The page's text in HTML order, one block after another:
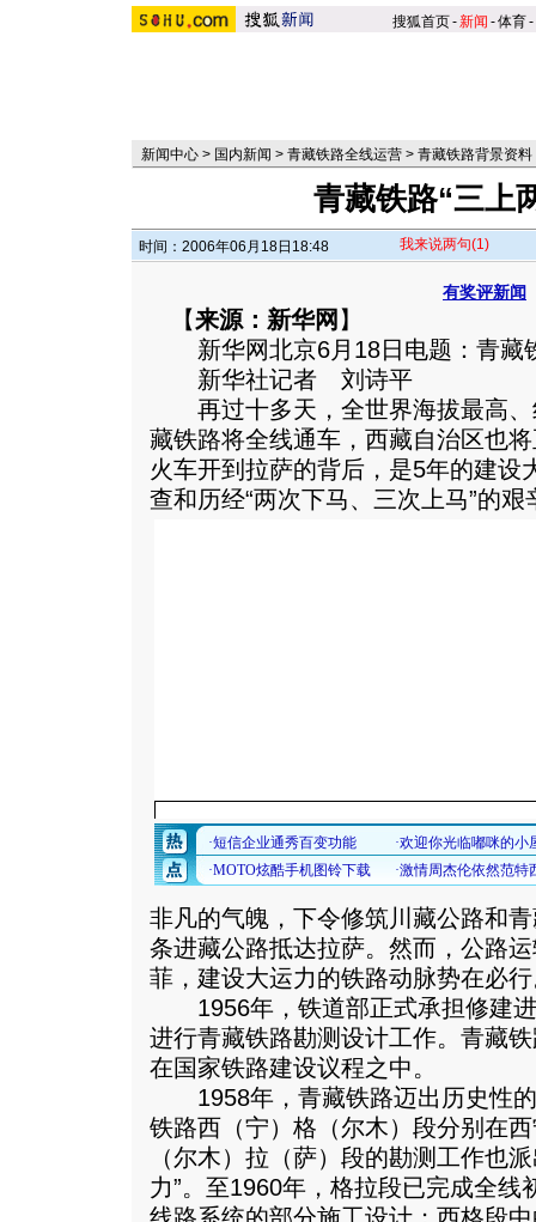
搜狐首页-新闻 -体育-
新闻中心 > 国内新闻 > 青藏铁路全线运营 > 青藏铁路背景资料
青藏铁路“三上
时间：2006年06月18日18:48 我来说两句(1)
有奖评新闻
【来源：新华网 】
新华网北京6月18日电题：青藏
新华社记者 刘诗平
再过十多天，全世界海拔最高
藏铁路将全线通车，西藏自治区也
火车开到拉萨的背后，是5年的建设
查和历经“两次下马、三次上马”的艰
非凡的气魄，下令修筑川藏公路和
条进藏公路抵达拉萨。然而，公路
菲，建设大运力的铁路动脉势在必
1956年，铁道部正式承担修建进
进行青藏铁路勘测设计工作。青藏
在国家铁路建设议程之中。
1958年，青藏铁路迈出历史性的
铁路西（宁）格（尔木）段分别在
（尔木）拉（萨）段的勘测工作也
力”。至1960年，格拉段已完成全线